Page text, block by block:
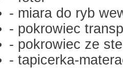
- miara do ryb
- pokrowiec
- pokrowiec ze
- tapicerka-